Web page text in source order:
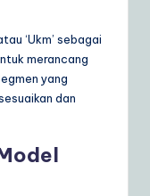
‘Ukm’ sebagai
merancang
yang
dan